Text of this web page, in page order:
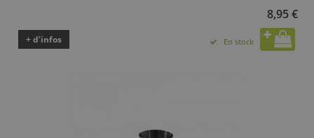
8,95 €
+ d’infos En stock